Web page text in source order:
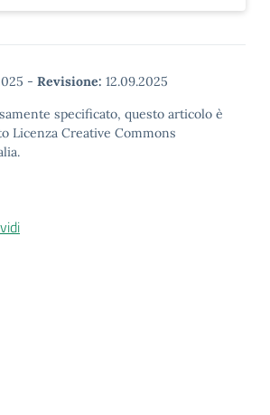
- Revisione: 12.09.2025
specificato, questo articolo è
Licenza Creative Commons